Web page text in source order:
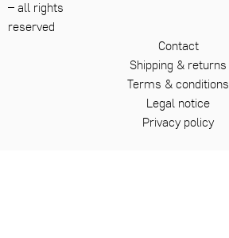
Contact
Shipping & returns
Terms & conditions
Legal notice
Privacy policy
– all rights
reserved